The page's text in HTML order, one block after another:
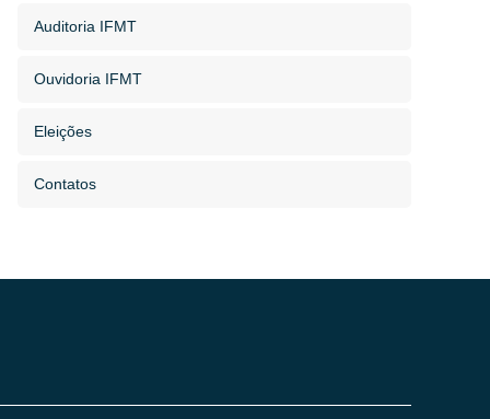
Auditoria IFMT
Ouvidoria IFMT
Eleições
Contatos